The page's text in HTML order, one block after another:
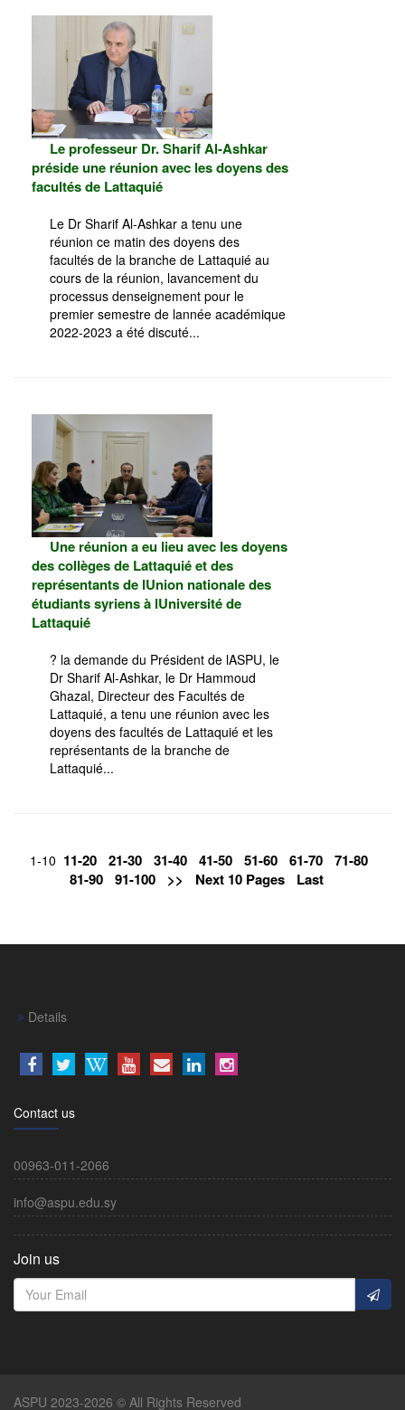
Le professeur Dr. Sharif Al-Ashkar
préside une réunion avec les doyens des
facultés de Lattaquié
Le Dr Sharif Al-Ashkar a tenu une
réunion ce matin des doyens des
facultés de la branche de Lattaquié au
cours de la réunion, lavancement du
processus denseignement pour le
premier semestre de lannée académique
2022-2023 a été discuté...
Une réunion a eu lieu avec les doyens
des collèges de Lattaquié et des
représentants de lUnion nationale des
étudiants syriens à lUniversité de
Lattaquié
? la demande du Président de lASPU, le
Dr Sharif Al-Ashkar, le Dr Hammoud
Ghazal, Directeur des Facultés de
Lattaquié, a tenu une réunion avec les
doyens des facultés de Lattaquié et les
représentants de la branche de
Lattaquié...
1-10 11-20 21-30 31-40 41-50 51-60 61-70
71-80
81-90 91-100 >> Next 10 Pages Last
Details
Contact us
00963-011-2066
info@aspu.edu.sy
Join us
ASPU 2023-2026 © All Rights Reserved